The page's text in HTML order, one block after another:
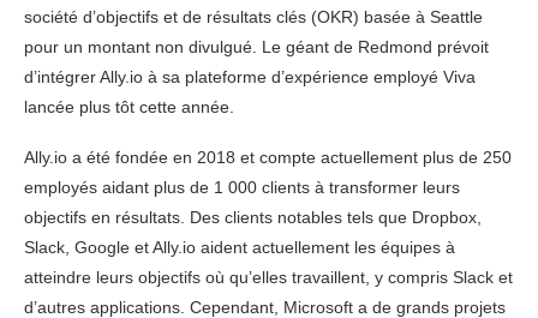
société d’objectifs et de résultats clés (OKR) basée à Seattle
pour un montant non divulgué. Le géant de Redmond prévoit
d’intégrer Ally.io à sa plateforme d’expérience employé Viva
lancée plus tôt cette année.
Ally.io a été fondée en 2018 et compte actuellement plus de 250
employés aidant plus de 1 000 clients à transformer leurs
objectifs en résultats. Des clients notables tels que Dropbox,
Slack, Google et Ally.io aident actuellement les équipes à
atteindre leurs objectifs où qu’elles travaillent, y compris Slack et
d’autres applications. Cependant, Microsoft a de grands projets